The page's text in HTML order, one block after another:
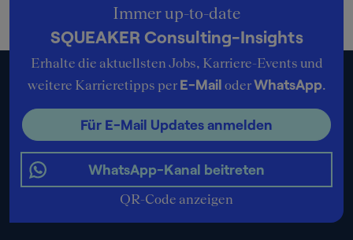
Immer up-to-date
SQUEAKER Consulting-Insights
Erhalte die aktuellsten Jobs, Karriere-Events und
weitere Karrieretipps per E-Mail oderWhatsApp.
Für E-Mail Updates anmelden
WhatsApp-Kanal beitreten
QR-Code anzeigen